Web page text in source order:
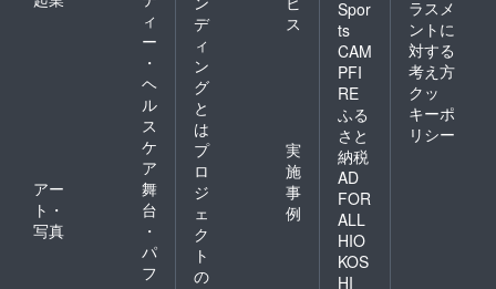
ィ
ー
・
ヘ
ル
ス
ケ
ア
アー
ト・
写真
舞
台
・
パ
フ
デ
ィ
ン
グ
と
は
ス
プ
ロ
ジ
ェ
ク
ト
の
実
施
事
例
Spor
ts
CAM
PFI
RE
ふる
さと
納税
AD
FOR
ALL
HIO
KOS
HI
ラスメ
ントに
対する
考え方
クッ
キーポ
リシー